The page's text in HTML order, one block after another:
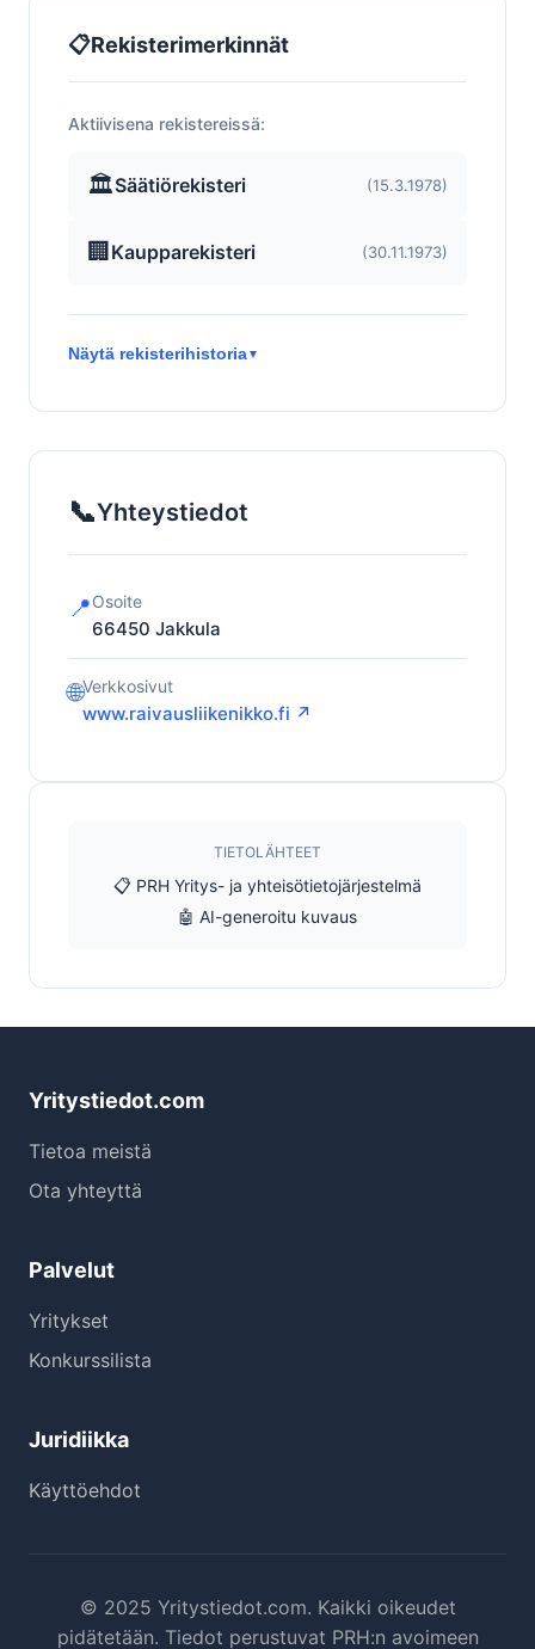
📋Rekisterimerkinnät
Aktiivisena rekistereissä:
🏛️Säätiörekisteri (15.3.1978)
🏢 Kaupparekisteri (30.11.1973)
Näytä rekisterihistoria▼
📞Yhteystiedot
📍Osoite
66450 Jakkula
🌐Verkkosivut
www.raivausliikenikko.fi ↗
TIETOLÄHTEET
📋 PRH Yritys- ja yhteisötietojärjestelmä
🤖 AI-generoitu kuvaus
Yritystiedot.com
Tietoa meistä
Ota yhteyttä
Palvelut
Yritykset
Konkurssilista
Juridiikka
Käyttöehdot
© 2025 Yritystiedot.com. Kaikki oikeudet
pidätetään. Tiedot perustuvat PRH:n avoimeen